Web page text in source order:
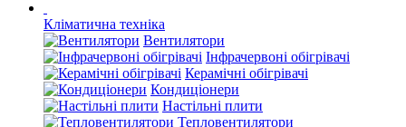
Кліматична техніка
Вентилятори
Інфрачервоні обігрівачі
Керамічні обігрівачі
Кондиціонери
Настільні плити
Тепловентилятори